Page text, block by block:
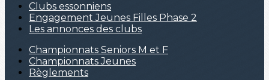
Clubs essonniens
Engagement Jeunes Filles Phase 2
Les annonces des clubs
Championnats Seniors M et F
Championnats Jeunes
Règlements